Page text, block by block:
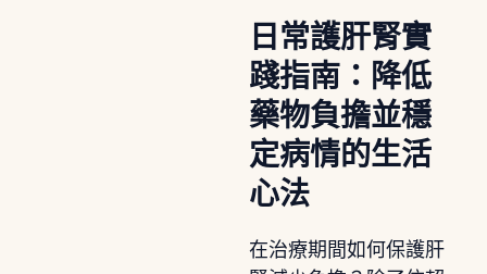
日常護肝腎實
踐指南：降低
藥物負擔並穩
定病情的生活
心法
在治療期間如何保護肝